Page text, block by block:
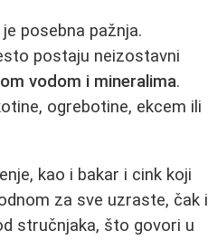
posebna pažnja.
postaju neizostavni
vodom i mineralima.
ogrebotine, ekcem ili
kao i bakar i cink koji
za sve uzraste, čak i
stručnjaka, što govori u